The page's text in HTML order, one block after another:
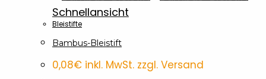
Schnellansicht
Bleistifte
Bambus-Bleistift
0,08€ inkl. MwSt. zzgl. Versand